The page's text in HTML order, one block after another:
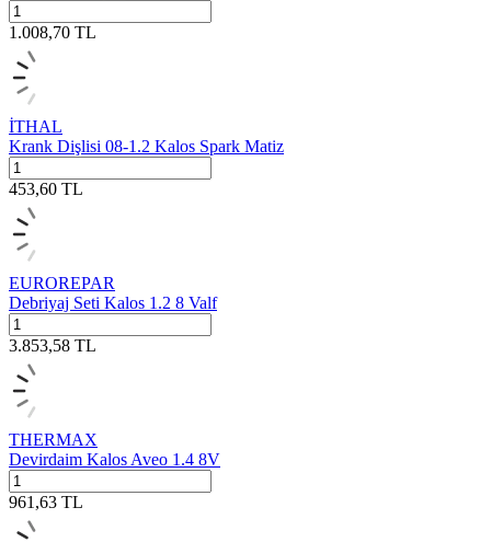
1.008,70 TL
İTHAL
Krank Dişlisi 08-1.2 Kalos Spark Matiz
453,60 TL
EUROREPAR
Debriyaj Seti Kalos 1.2 8 Valf
3.853,58 TL
THERMAX
Devirdaim Kalos Aveo 1.4 8V
961,63 TL